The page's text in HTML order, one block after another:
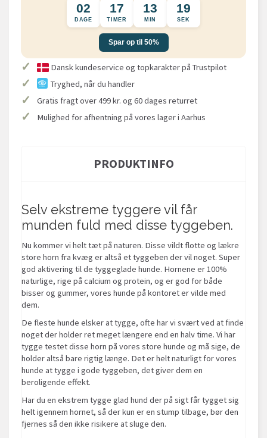
02
DAGE
17
TIMER
13
MIN
19
SEK
Spar op til 50%
✓ Dansk kundeservice og topkarakter på Trustpilot
✓ Tryghed, når du handler
✓ Gratis fragt over 499 kr. og 60 dages returret
✓ Mulighed for afhentning på vores lager i Aarhus
PRODUKTINFO
Selv ekstreme tyggere vil får
munden fuld med disse tyggeben.
Nu kommer vi helt tæt på naturen. Disse vildt flotte og lækre
store horn fra kvæg er altså et tyggeben der vil noget. Super
god aktivering til de tyggeglade hunde. Hornene er 100%
naturlige, rige på calcium og protein, og er god for både
bisser og gummer, vores hunde på kontoret er vilde med
dem.
De fleste hunde elsker at tygge, ofte har vi svært ved at finde
noget der holder ret meget længere end en halv time. Vi har
tygge testet disse horn på vores store hunde og må sige, de
holder altså bare rigtig længe. Det er helt naturligt for vores
hunde at tygge i gode tyggeben, det giver dem en
beroligende effekt.
Har du en ekstrem tygge glad hund der på sigt får tygget sig
helt igennem hornet, så der kun er en stump tilbage, bør den
fjernes så den ikke risikere at sluge den.